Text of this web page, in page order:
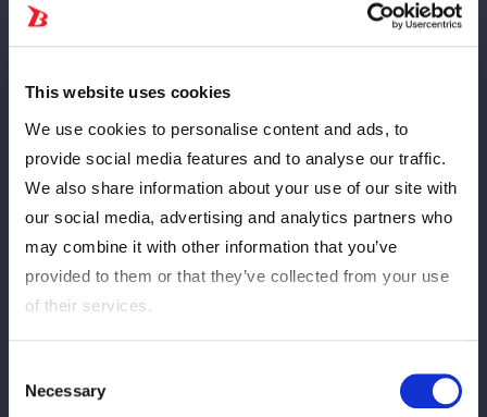
This website uses cookies
We use cookies to personalise content and ads, to
provide social media features and to analyse our traffic.
We also share information about your use of our site with
our social media, advertising and analytics partners who
may combine it with other information that you’ve
provided to them or that they’ve collected from your use
of their services.
Selection
Necessary
また、スターライト・キッドは「本当は上谷から取りたかったけ
ど、あの上谷に勝った玖麗、私は見てないわけではないからな。
いつでも巻ける準備はしておきたい」と発言。
刀羅も「鈴季すずが赤ベルトの名前を簡単に口に出しやがって。
突っかかってきたってことは、私とやりたいってことなんじゃな
いの？私だって赤狙ってるよ。やってやるよ」とコメントした。
さらに舞華は「私も復帰してそろそろだし、一番強い象徴、最高
伊藤のワールド王座戦が決まっているが、鈴季、キッド、刀羅、
舞華の動向にも注目が集まる。